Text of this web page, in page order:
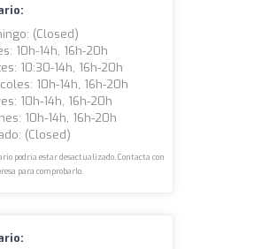
(closed)
10h-14h, 16h-20h
10:30-14h, 16h-20h
10h-14h, 16h-20h
10h-14h, 16h-20h
10h-14h, 16h-20h
(closed)
podría estar desactualizado. Contacta con
para comprobarlo.